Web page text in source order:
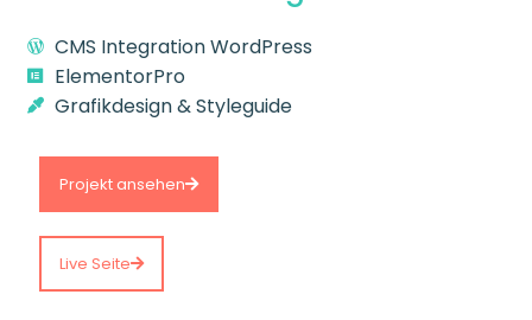
CMS IntegrationWordPress
ElementorPro
Grafikdesign & Styleguide
Projekt ansehen
Live Seite